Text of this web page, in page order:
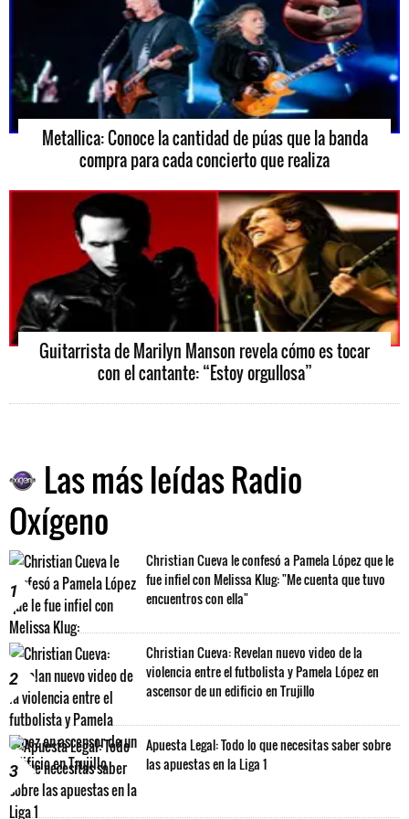
Metallica: Conoce la cantidad de púas que la banda
compra para cada concierto que realiza
Guitarrista de Marilyn Manson revela cómo es tocar
con el cantante: “Estoy orgullosa”
Las más leídas Radio
Oxígeno
1
Christian Cueva le confesó a Pamela López que le
fue infiel con Melissa Klug: "Me cuenta que tuvo
encuentros con ella"
2
Christian Cueva: Revelan nuevo video de la
violencia entre el futbolista y Pamela López en
ascensor de un edificio en Trujillo
3
Apuesta Legal: Todo lo que necesitas saber sobre
las apuestas en la Liga 1